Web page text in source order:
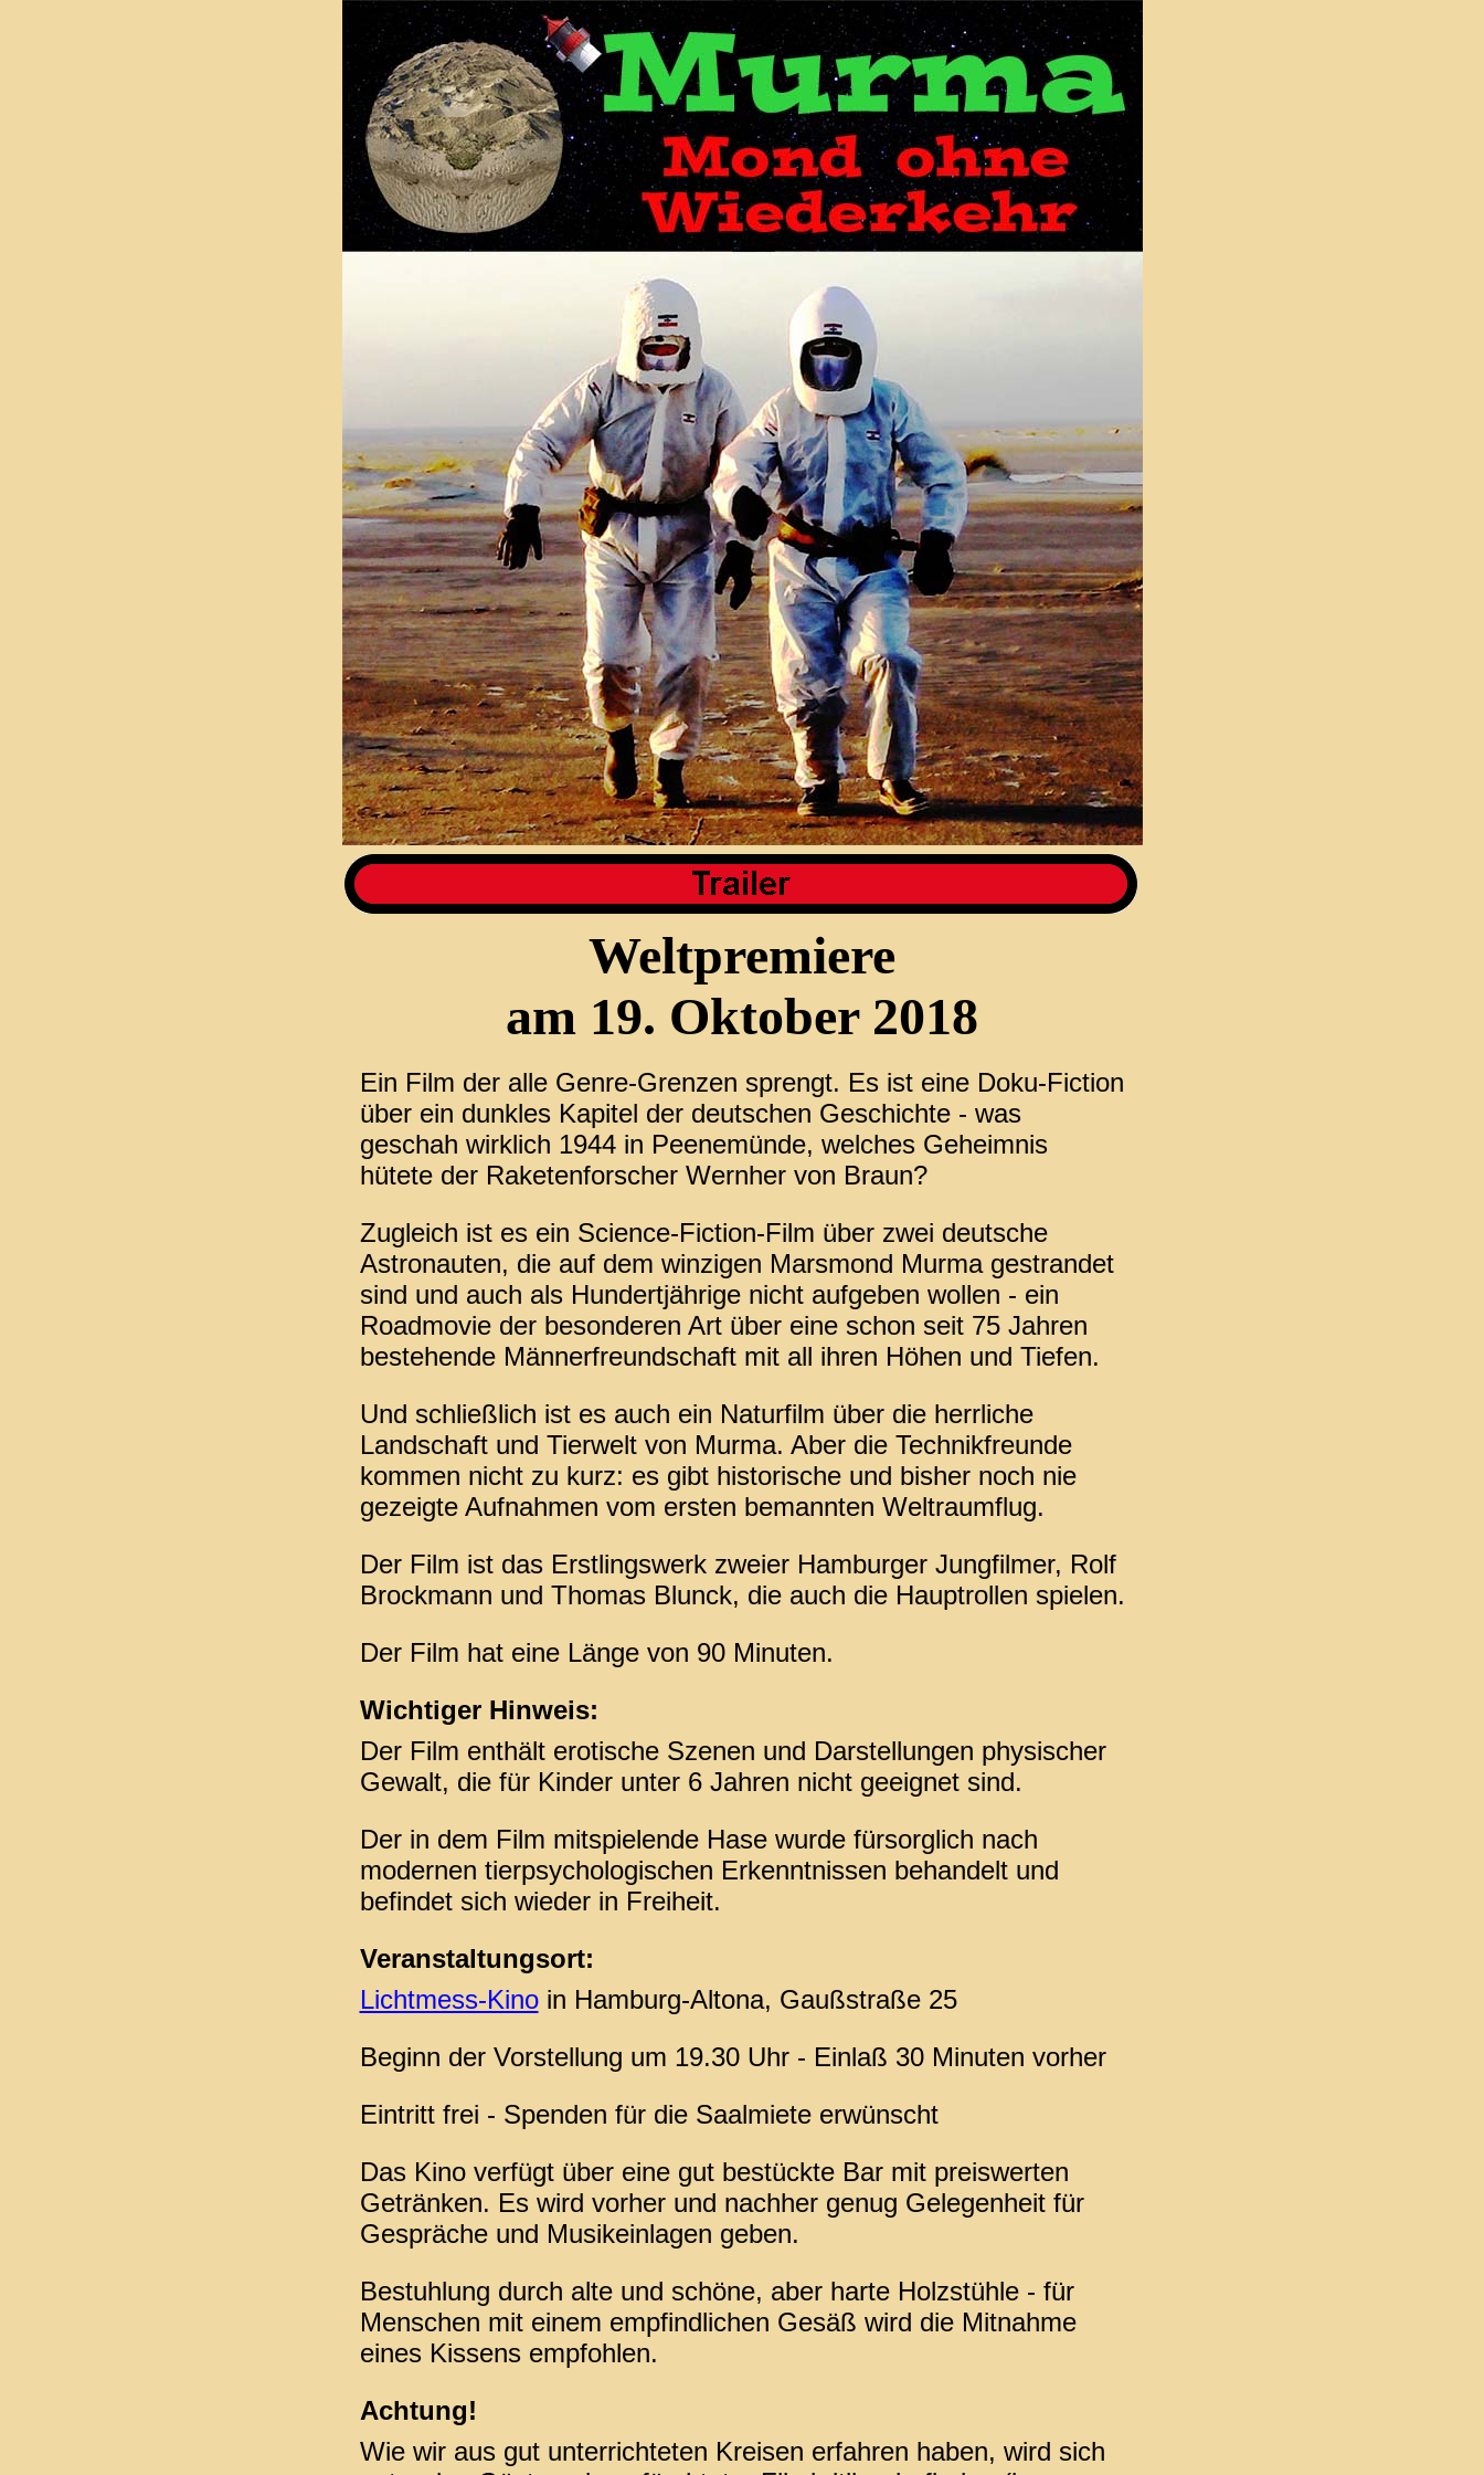
Weltpremiere
am 19. Oktober 2018
Ein Film der alle Genre-Grenzen sprengt. Es ist eine Doku-Fiction
über ein dunkles Kapitel der deutschen Geschichte - was
geschah wirklich 1944 in Peenemünde, welches Geheimnis
hütete der Raketenforscher Wernher von Braun?
Zugleich ist es ein Science-Fiction-Film über zwei deutsche
Astronauten, die auf dem winzigen Marsmond Murma gestrandet
sind und auch als Hundertjährige nicht aufgeben wollen - ein
Roadmovie der besonderen Art über eine schon seit 75 Jahren
bestehende Männerfreundschaft mit all ihren Höhen und Tiefen.
Und schließlich ist es auch ein Naturfilm über die herrliche
Landschaft und Tierwelt von Murma. Aber die Technikfreunde
kommen nicht zu kurz: es gibt historische und bisher noch nie
gezeigte Aufnahmen vom ersten bemannten Weltraumflug.
Der Film ist das Erstlingswerk zweier Hamburger Jungfilmer, Rolf
Brockmann und Thomas Blunck, die auch die Hauptrollen spielen.
Der Film hat eine Länge von 90 Minuten.
Wichtiger Hinweis:
Der Film enthält erotische Szenen und Darstellungen physischer
Gewalt, die für Kinder unter 6 Jahren nicht geeignet sind.
Der in dem Film mitspielende Hase wurde fürsorglich nach
modernen tierpsychologischen Erkenntnissen behandelt und
befindet sich wieder in Freiheit.
Veranstaltungsort:
Lichtmess-Kinoin Hamburg-Altona, Gaußstraße 25
Beginn der Vorstellung um 19.30 Uhr - Einlaß 30 Minuten vorher
Eintritt frei - Spenden für die Saalmiete erwünscht
Das Kino verfügt über eine gut bestückte Bar mit preiswerten
Getränken. Es wird vorher und nachher genug Gelegenheit für
Gespräche und Musikeinlagen geben.
Bestuhlung durch alte und schöne, aber harte Holzstühle - für
Menschen mit einem empfindlichen Gesäß wird die Mitnahme
eines Kissens empfohlen.
Achtung!
Wie wir aus gut unterrichteten Kreisen erfahren haben, wird sich